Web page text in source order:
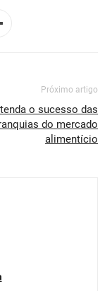
Próximo artigo
o sucesso das
do mercado
alimentício